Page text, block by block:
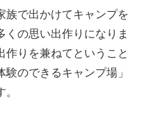
族で出かけてキャンプを
くの思い出作りになりま
作りを兼ねてということ
のできるキャンプ場」